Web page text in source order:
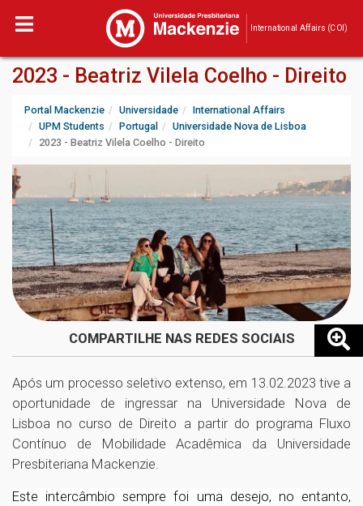
International Affairs (COI)
2023 - Beatriz Vilela Coelho - Direito
Portal Mackenzie Universidade
International Affairs
UPM Students
Portugal
Universidade Nova de Lisboa
2023 - Beatriz Vilela Coelho - Direito
COMPARTILHE NAS REDES SOCIAIS
Após um processo seletivo extenso, em 13.02.2023 tive a
oportunidade de ingressar na Universidade Nova de
Lisboa no curso de Direito a partir do programa Fluxo
Contínuo de Mobilidade Acadêmica da Universidade
Presbiteriana Mackenzie.
Este intercâmbio sempre foi uma desejo, no entanto,